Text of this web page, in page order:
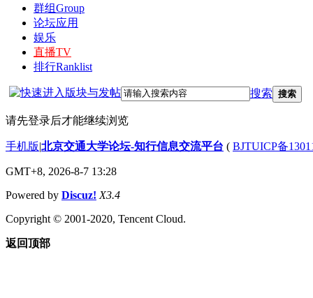
群组Group
论坛应用
娱乐
直播TV
排行Ranklist
搜索 搜索
请先登录后才能继续浏览
手机版|北京交通大学论坛-知行信息交流平台 ( BJTUICP备
GMT+8, 2026-8-7 13:28
Powered by Discuz! X3.4
Copyright © 2001-2020, Tencent Cloud.
返回顶部